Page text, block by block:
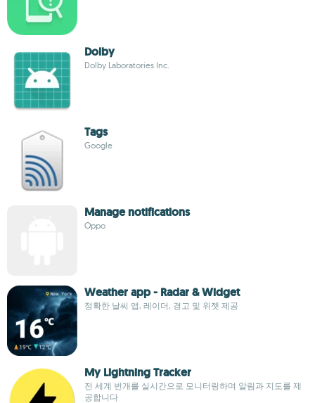
Dolby
Dolby Laboratories Inc.
Tags
Google
Manage notifications
Oppo
Weather app - Radar & Widget
정확한 날씨 앱, 레이더, 경고 및 위젯 제공
My Lightning Tracker
전 세계 번개를 실시간으로 모니터링하며 알림과 지도를 제
공합니다